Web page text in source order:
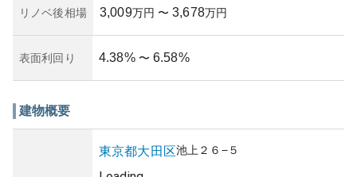
リノベ後相場 3,009万円 〜 3,678万円
表面利回り 4.38% 〜 6.58%
建物概要
東京都大田区池上 ２６−５